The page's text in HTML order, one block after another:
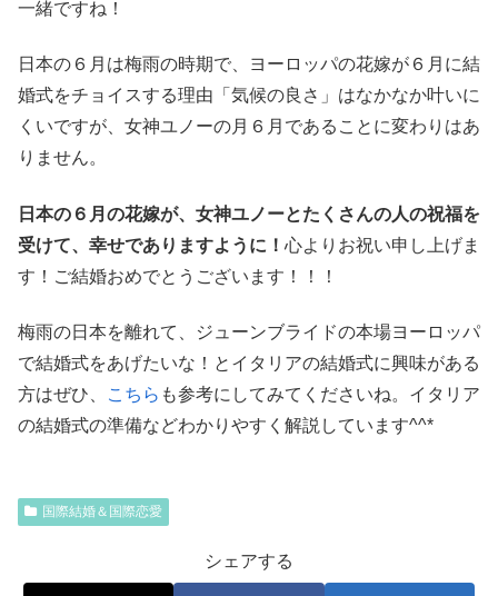
一緒ですね！
日本の６月は梅雨の時期で、ヨーロッパの花嫁が６月に結
婚式をチョイスする理由「気候の良さ」はなかなか叶いに
くいですが、女神ユノーの月６月であることに変わりはあ
りません。
日本の６月の花嫁が、女神ユノーとたくさんの人の祝福を
受けて、幸せでありますように！ 心よりお祝い申し上げま
す！ご結婚おめでとうございます！！！
梅雨の日本を離れて、ジューンブライドの本場ヨーロッパ
で結婚式をあげたいな！とイタリアの結婚式に興味がある
方はぜひ、
こちら も参考にしてみてくださいね。イタリア
の結婚式の準備などわかりやすく解説しています^^*
国際結婚＆国際恋愛
シェアする